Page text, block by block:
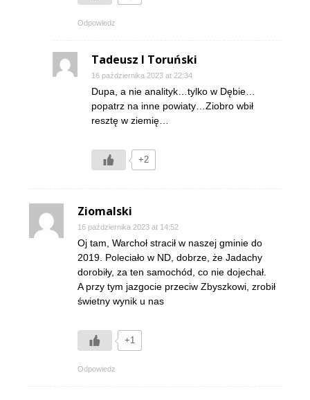
Odpowiedz
Tadeusz I Toruński
16 października 2023 at 22:34
Dupa, a nie analityk…tylko w Dębie…
popatrz na inne powiaty…Ziobro wbił
resztę w ziemię…
+2
Ziomalski
16 października 2023 at 14:52
Oj tam, Warchoł stracił w naszej gminie do
2019. Poleciało w ND, dobrze, że Jadachy
dorobiły, za ten samochód, co nie dojechał.
A przy tym jazgocie przeciw Zbyszkowi, zrobił
świetny wynik u nas
+1
Odpowiedz